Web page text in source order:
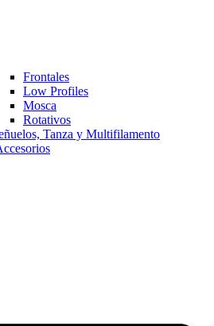
Frontales
Low Profiles
Mosca
Rotativos
Tanza y Multifilamento